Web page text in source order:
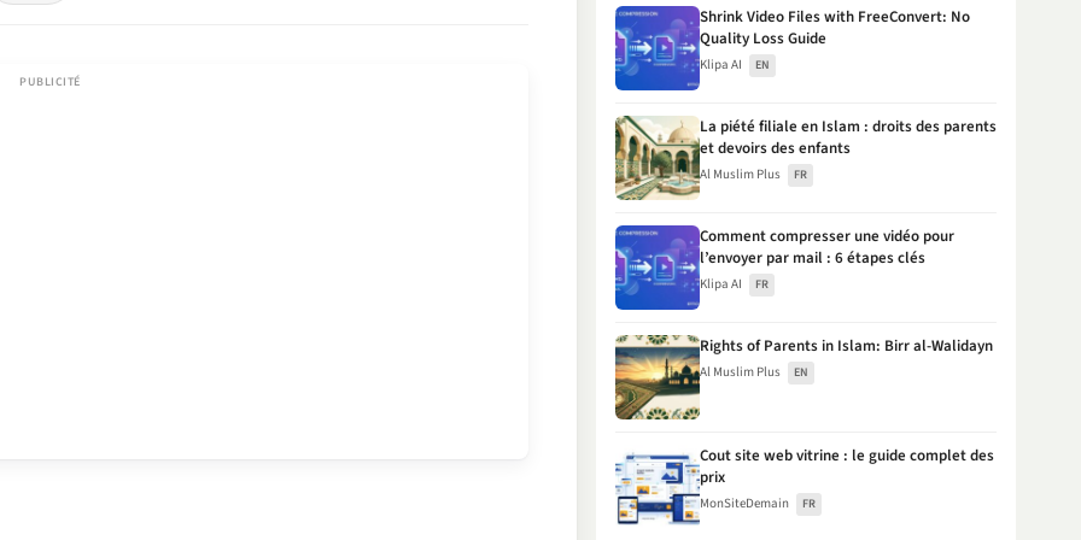
Shrink Video Files with FreeConvert: No
Quality Loss Guide
Klipa AI EN
La piété filiale en Islam : droits des parents
et devoirs des enfants
Al Muslim Plus FR
Comment compresser une vidéo pour
l’envoyer par mail : 6 étapes clés
Klipa AI FR
Rights of Parents in Islam: Birr al-Walidayn
Al Muslim Plus EN
Cout site web vitrine : le guide complet des
prix
MonSiteDemain FR